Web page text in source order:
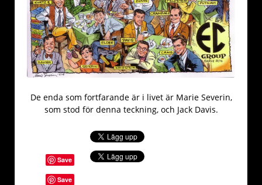
De enda som fortfarande är i livet är Marie Severin,
som stod för denna teckning, och Jack Davis.
Save
Save